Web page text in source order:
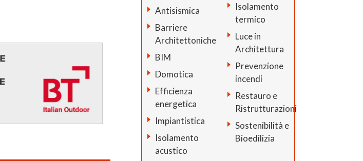
Antisismica
Barriere
Architettoniche
BIM
Domotica
Efficienza
energetica
Impiantistica
Isolamento
acustico
Isolamento
termico
Luce in
Architettura
Prevenzione
incendi
Restauro e
Ristrutturazioni
Sostenibilità e
Bioedilizia